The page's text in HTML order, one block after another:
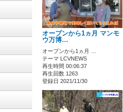
オープンから1ヵ月 マンモ
ウ万博…
オープンから1ヵ月 …
テーマ LCVNEWS
再生時間 00:06:37
再生回数 1263
登録日 2021/11/30